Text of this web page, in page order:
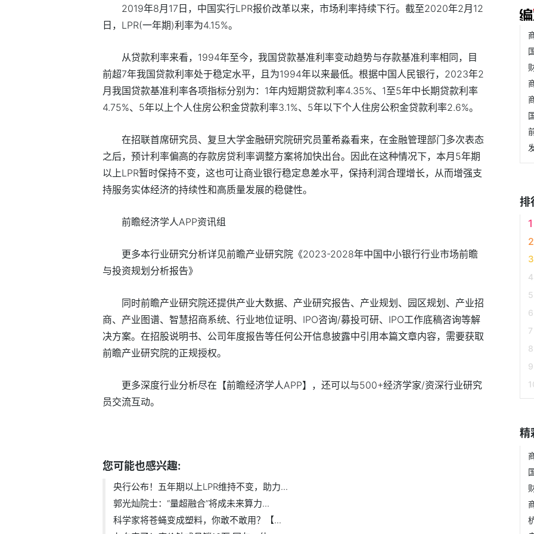
2019年8月17日，中国实行LPR报价改革以来，市场利率持续下行。截至2020年2月12
日，LPR(一年期)利率为4.15%。
从贷款利率来看，1994年至今，我国贷款基准利率变动趋势与存款基准利率相同，目
前超7年我国贷款利率处于稳定水平，且为1994年以来最低。根据中国人民银行，2023年2
月我国贷款基准利率各项指标分别为：1年内短期贷款利率4.35%、1至5年中长期贷款利率
4.75%、5年以上个人住房公积金贷款利率3.1%、5年以下个人住房公积金贷款利率2.6%。
在招联首席研究员、复旦大学金融研究院研究员董希淼看来，在金融管理部门多次表态
之后，预计利率偏高的存款房贷利率调整方案将加快出台。因此在这种情况下，本月5年期
以上LPR暂时保持不变，这也可让商业银行稳定息差水平，保持利润合理增长，从而增强支
持服务实体经济的持续性和高质量发展的稳健性。
前瞻经济学人APP资讯组
更多本行业研究分析详见前瞻产业研究院《2023-2028年中国中小银行行业市场前瞻
与投资规划分析报告》
同时前瞻产业研究院还提供产业大数据、产业研究报告、产业规划、园区规划、产业招
商、产业图谱、智慧招商系统、行业地位证明、IPO咨询/募投可研、IPO工作底稿咨询等解
决方案。在招股说明书、公司年度报告等任何公开信息披露中引用本篇文章内容，需要获取
前瞻产业研究院的正规授权。
更多深度行业分析尽在【前瞻经济学人APP】，还可以与500+经济学家/资深行业研究
员交流互动。
您可能也感兴趣:
央行公布！五年期以上LPR维持不变，助力...
郭光灿院士：“量超融合”将成未来算力...
科学家将苍蝇变成塑料，你敢不敢用？【...
排
精